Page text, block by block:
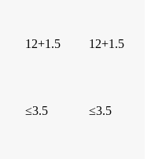
12+1.5 12+1.5
≤3.5 ≤3.5